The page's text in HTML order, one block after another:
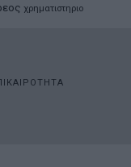
χρηματιστηριο